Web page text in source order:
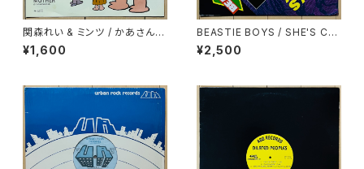
関森れい & ミンツ / かあさん
(マザー)
¥1,600
BEASTIE BOYS / SHE'S CR
AFTY
¥2,500